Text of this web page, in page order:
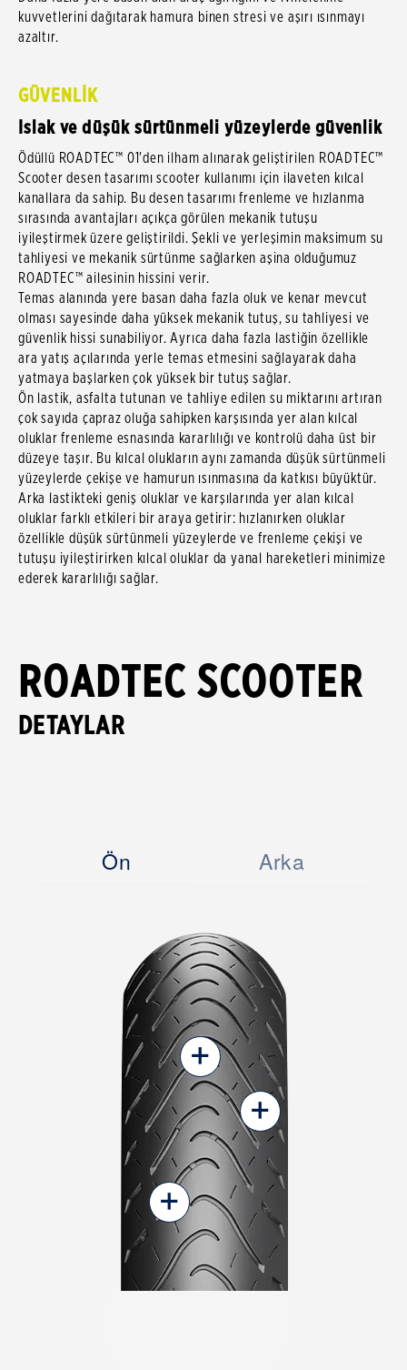
kuvvetlerini dağıtarak hamura binen stresi ve aşırı ısınmayı
azaltır.
GÜVENLİK
Islak ve düşük sürtünmeli yüzeylerde güvenlik
Ödüllü ROADTEC™ 01'den ilham alınarak geliştirilen ROADTEC™
Scooter desen tasarımı scooter kullanımı için ilaveten kılcal
kanallara da sahip. Bu desen tasarımı frenleme ve hızlanma
sırasında avantajları açıkça görülen mekanik tutuşu
iyileştirmek üzere geliştirildi. Şekli ve yerleşimin maksimum su
tahliyesi ve mekanik sürtünme sağlarken aşina olduğumuz
ROADTEC™ ailesinin hissini verir.
Temas alanında yere basan daha fazla oluk ve kenar mevcut
olması sayesinde daha yüksek mekanik tutuş, su tahliyesi ve
güvenlik hissi sunabiliyor. Ayrıca daha fazla lastiğin özellikle
ara yatış açılarında yerle temas etmesini sağlayarak daha
yatmaya başlarken çok yüksek bir tutuş sağlar.
Ön lastik, asfalta tutunan ve tahliye edilen su miktarını artıran
çok sayıda çapraz oluğa sahipken karşısında yer alan kılcal
oluklar frenleme esnasında kararlılığı ve kontrolü daha üst bir
düzeye taşır. Bu kılcal olukların aynı zamanda düşük sürtünmeli
yüzeylerde çekişe ve hamurun ısınmasına da katkısı büyüktür.
Arka lastikteki geniş oluklar ve karşılarında yer alan kılcal
oluklar farklı etkileri bir araya getirir: hızlanırken oluklar
özellikle düşük sürtünmeli yüzeylerde ve frenleme çekişi ve
tutuşu iyileştirirken kılcal oluklar da yanal hareketleri minimize
ederek kararlılığı sağlar.
ROADTEC SCOOTER
DETAYLAR
Ön Arka
+
+
+